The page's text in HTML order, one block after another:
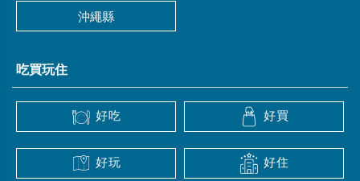
沖繩縣
吃買玩住
好吃 好買
好玩 好住